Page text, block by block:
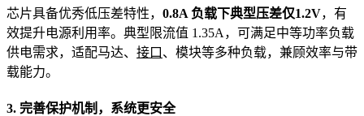
芯片具备优秀低压差特性， 0.8A 负载下典型压差仅1.2V，有
效提升电源利用率。典型限流值 1.35A，可满足中等功率负载
供电需求，适配马达、 接口 、模块等多种负载，兼顾效率与带
载能力。
3. 完善保护机制，系统更安全